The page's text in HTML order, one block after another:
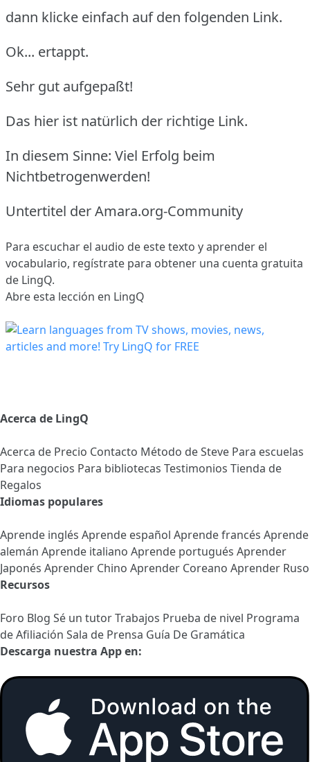
dann klicke einfach auf den folgenden Link.
Ok... ertappt.
Sehr gut aufgepaßt!
Das hier ist natürlich der richtige Link.
In diesem Sinne: Viel Erfolg beim
Nichtbetrogenwerden!
Untertitel der Amara.org-Community
Para escuchar el audio de este texto y aprender el
vocabulario, regístrate para obtener una cuenta gratuita
de LingQ.
Abre esta lección en LingQ
Acerca de LingQ
Acerca de Precio Contacto Método de Steve Para escuelas
Para negocios Para bibliotecas Testimonios Tienda de
Regalos
Idiomas populares
Aprende inglés Aprende español Aprende francés Aprende
alemán Aprende italiano Aprende portugués Aprender
Japonés Aprender Chino Aprender Coreano Aprender Ruso
Recursos
Foro Blog Sé un tutorTrabajos Prueba de nivel Programa
de Afiliación Sala de Prensa Guía De Gramática
Descarga nuestra App en: